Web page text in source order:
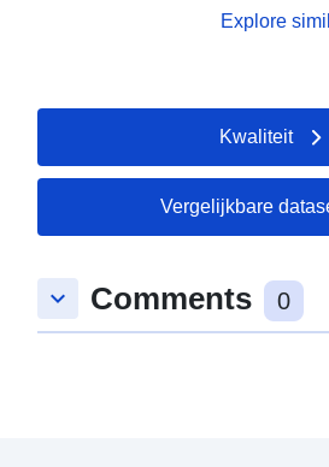
Explore
Kwaliteit
Vergelijkbare
keyboard_arrow_down Comments 0